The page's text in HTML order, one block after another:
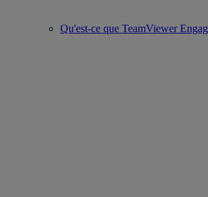
Qu'est-ce que TeamViewer